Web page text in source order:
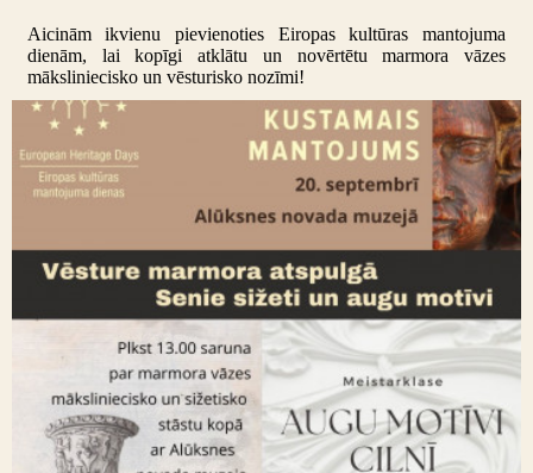
Aicinām ikvienu pievienoties Eiropas kultūras mantojuma
dienām, lai kopīgi atklātu un novērtētu marmora vāzes
māksliniecisko un vēsturisko nozīmi!